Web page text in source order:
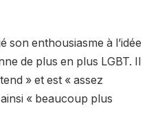
son enthousiasme à l’idée
de plus en plus LGBT. Il
» et est « assez
« beaucoup plus